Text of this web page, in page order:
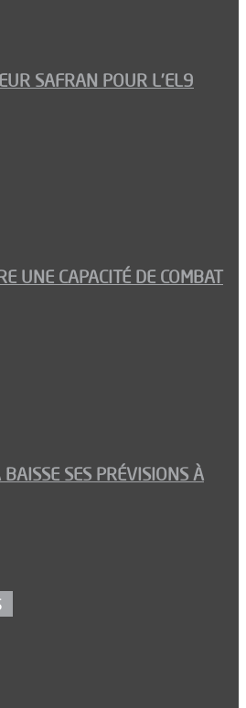
SAFRAN POUR L’EL9
UNE CAPACITÉ DE COMBAT
SES PRÉVISIONS À